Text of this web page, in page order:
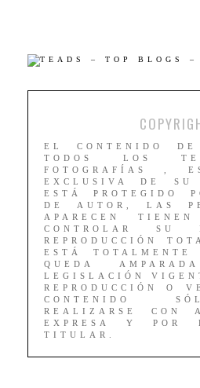
EL CONTENIDO
TODOS LOS
FOTOGRAFÍAS ,
EXCLUSIVA DE SU
ESTÁ PROTEGIDO
DE AUTOR, LAS
APARECEN
CONTROLAR SU
REPRODUCCIÓN
ESTÁ
QUEDA
LEGISLACIÓN
REPRODUCCIÓN O
CONTENIDO
REALIZARSE CON
EXPRESA Y POR
TITULAR.